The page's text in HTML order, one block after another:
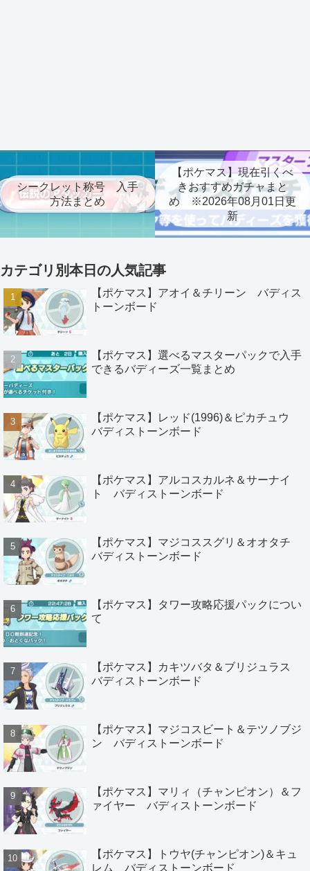
シークレット称号 入手
方法まとめ
【ポケマス】現在引くべ
きおすすめガチャまと
め ※2026年08月01日更
新
カテゴリ別本日の人気記事
【ポケマス】アオイ＆チリーン バディス
トーンボード
【ポケマス】選べるマスターパックで入手
できるバディーズ一覧まとめ
【ポケマス】レッド(1996)＆ピカチュウ
バディストーンボード
【ポケマス】アルコスカルネ＆サーナイ
ト バディストーンボード
【ポケマス】マジコススグリ＆オオタチ
バディストーンボード
【ポケマス】タワー攻略応援パックについ
て
【ポケマス】カキツバタ＆ブリジュラス
バディストーンボード
【ポケマス】マジコスビート＆テツノブジ
ン バディストーンボード
【ポケマス】マリィ（チャンピオン）＆フ
ァイヤー バディストーンボード
【ポケマス】トウヤ(チャンピオン)＆キュ
レム バディストーンボード